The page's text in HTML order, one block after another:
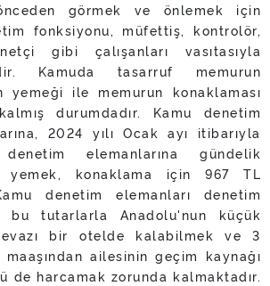
görmek ve önlemek için
fonksiyonu, müfettiş, kontrolör,
gibi çalışanları vasıtasıyla
Kamuda tasarruf memurun
yemeği ile memurun konaklaması
kalmış durumdadır. Kamu denetim
2024 yılı Ocak ayı itibarıyla
elemanlarına gündelik
konaklama için 967 TL
denetim elemanları denetim
bu tutarlarla Anadolu'nun küçük
bir otelde kalabilmek ve 3
ailesinin geçim kaynağı
de harcamak zorunda kalmaktadır.